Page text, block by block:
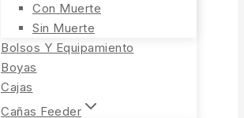
Con Muerte
Sin Muerte
Bolsos Y Equipamiento
Boyas
Cajas
Cañas Feeder